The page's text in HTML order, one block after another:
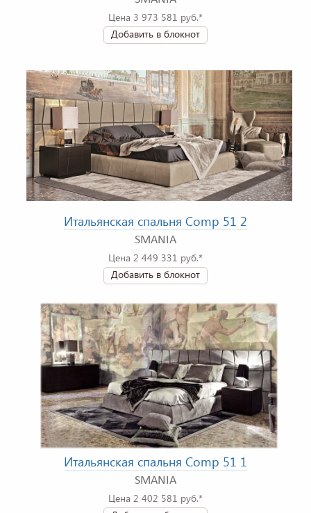
Цена 3 973 581 руб.*
Добавить в блокнот
Итальянская спальня Comp 51 2
SMANIA
Цена 2 449 331 руб.*
Добавить в блокнот
Итальянская спальня Comp 51 1
SMANIA
Цена 2 402 581 руб.*